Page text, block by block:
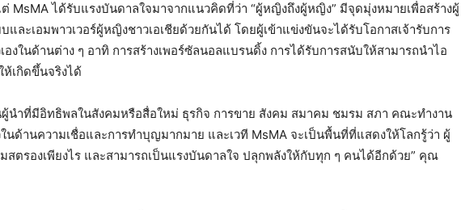
MsMAได้รับแรงบันดาลใจมาจากแนวคิดที่ว่า “ผู้หญิงถึงผู้หญิง” มีจุดมุ่งหมายเพื่อสร้างผู้
ละเอมพาวเวอร์ผู้หญิงชาวเอเชียด้วยกันได้ โดยผู้เข้าแข่งขันจะได้รับโอกาสเจ้ารับการ
งในด้านต่าง ๆ อาทิ การสร้างเพอร์ซัลนอลแบรนดิ้ง การได้รับการสนับให้สามารถนำไอ
ห้เกิดขึ้นจริงได้
นำที่มีอิทธิพลในสังคมหรือสื่อใหม่ ธุรกิจ การขาย สังคม สมาคม ชมรม สภา คณะทำงาน
นด้านความเชื่อและการทำบุญมากมาย และเวที MsMA จะเป็นพื้นที่ที่แสดงให้โลกรู้ว่า ผู้
สตรองเพียงไร และสามารถเป็นแรงบันดาลใจ ปลุกพลังให้กับทุก ๆ คนได้อีกด้วย” คุณ